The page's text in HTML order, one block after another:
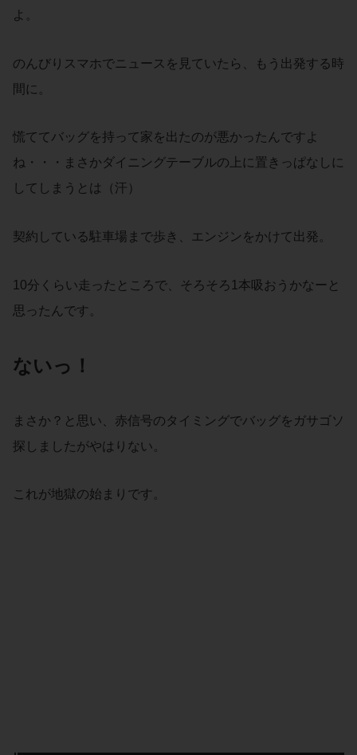
よ。
のんびりスマホでニュースを見ていたら、もう出発する時
間に。
慌ててバッグを持って家を出たのが悪かったんですよ
ね・・・まさかダイニングテーブルの上に置きっぱなしに
してしまうとは（汗）
契約している駐車場まで歩き、エンジンをかけて出発。
10分くらい走ったところで、そろそろ1本吸おうかなーと
思ったんです。
ないっ！
まさか？と思い、赤信号のタイミングでバッグをガサゴソ
探しましたがやはりない。
これが地獄の始まりです。